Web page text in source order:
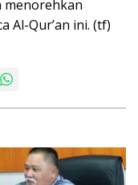
menorehkan
Al-Qur’an ini. (tf)